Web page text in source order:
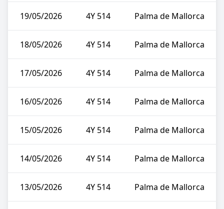
19/05/2026 4Y 514 Palma de Mallorca
18/05/2026 4Y 514 Palma de Mallorca
17/05/2026 4Y 514 Palma de Mallorca
16/05/2026 4Y 514 Palma de Mallorca
15/05/2026 4Y 514 Palma de Mallorca
14/05/2026 4Y 514 Palma de Mallorca
13/05/2026 4Y 514 Palma de Mallorca